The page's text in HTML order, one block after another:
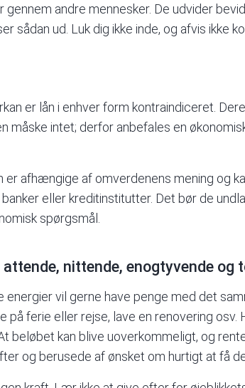
gennem andre mennesker. De udvider
sådan ud. Luk dig ikke inde, og afvis ikke
er lån i enhver form kontraindiceret.
måske intet; derfor anbefales en
er afhængige af omverdenens mening og
eller kreditinstitutter. Det bør de
spørgsmål.
nittende, enogtyvende og
vil gerne have penge med det
på ferie eller rejse, lave en renovering osv.
beløbet kan blive uoverkommeligt, og
og berusede af ønsket om hurtigt at få